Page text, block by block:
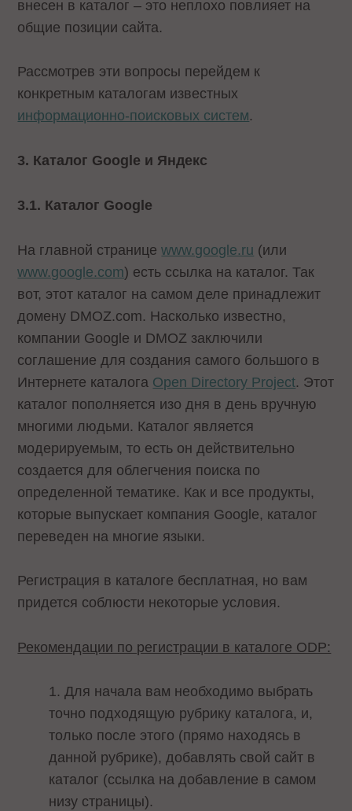
внесен в каталог – это неплохо повлияет на
общие позиции сайта.
Рассмотрев эти вопросы перейдем к
конкретным каталогам известных
информационно-поисковых систем.
3. Каталог Google и Яндекс
3.1. Каталог Google
На главной страницеwww.google.ru (или
www.google.com) есть ссылка на каталог. Так
вот, этот каталог на самом деле принадлежит
домену DMOZ.com. Насколько известно,
компании Google и DMOZ заключили
соглашение для создания самого большого в
Интернете каталога Open Directory Project. Этот
каталог пополняется изо дня в день вручную
многими людьми. Каталог является
модерируемым, то есть он действительно
создается для облегчения поиска по
определенной тематике. Как и все продукты,
которые выпускает компания Google, каталог
переведен на многие языки.
Регистрация в каталоге бесплатная, но вам
придется соблюсти некоторые условия.
Рекомендации по регистрации в каталоге ODP:
1. Для начала вам необходимо выбрать
точно подходящую рубрику каталога, и,
только после этого (прямо находясь в
данной рубрике), добавлять свой сайт в
каталог (ссылка на добавление в самом
низу страницы).